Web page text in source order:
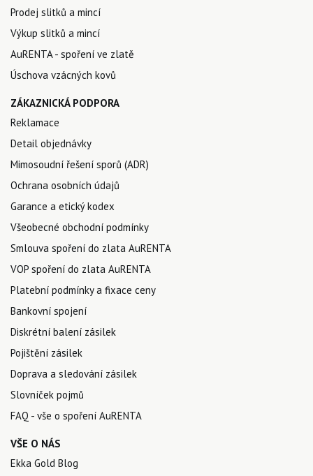
Prodej slitků a mincí
Výkup slitků a mincí
AuRENTA - spoření ve zlatě
Úschova vzácných kovů
ZÁKAZNICKÁ PODPORA
Reklamace
Detail objednávky
Mimosoudní řešení sporů (ADR)
Ochrana osobních údajů
Garance a etický kodex
Všeobecné obchodní podmínky
Smlouva spoření do zlata AuRENTA
VOP spoření do zlata AuRENTA
Platební podmínky a fixace ceny
Bankovní spojení
Diskrétní balení zásilek
Pojištění zásilek
Doprava a sledování zásilek
Slovníček pojmů
FAQ - vše o spoření AuRENTA
VŠE O NÁS
Ekka Gold Blog